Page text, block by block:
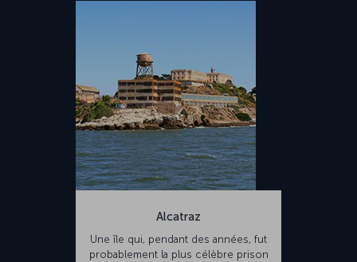
Alcatraz
Une île qui, pendant des années, fut
probablement la plus célèbre prison